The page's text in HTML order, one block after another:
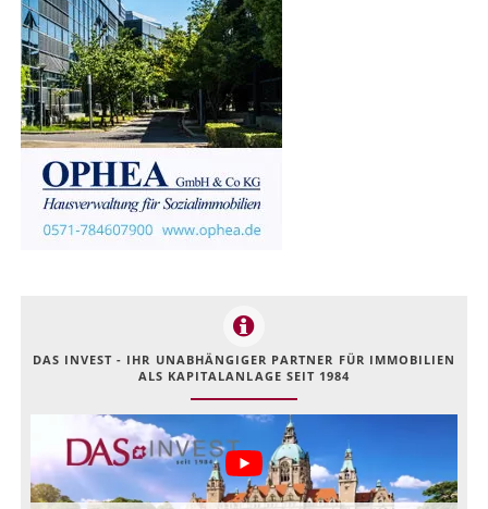
DAS INVEST - IHR UNABHÄNGIGER PARTNER FÜR IMMOBILIEN
ALS KAPITALANLAGE SEIT 1984